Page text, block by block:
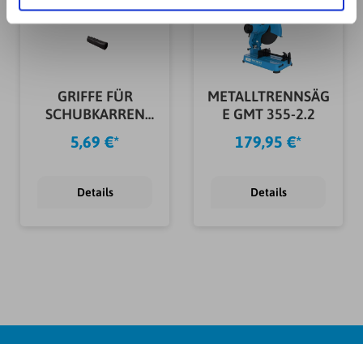
unsererDatenschutzerklärung. Link zumImpressum.
GRIFFE FÜR
SCHUBKARREN
5,69 €*
Details
METALLTRENNSÄG
E GMT 355-2.2
179,95 €*
Details